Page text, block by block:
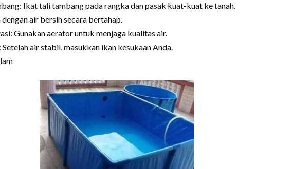
Ikat tali tambang pada rangka dan pasak kuat-kuat ke tanah.
air bersih secara bertahap.
Gunakan aerator untuk menjaga kualitas air.
air stabil, masukkan ikan kesukaan Anda.